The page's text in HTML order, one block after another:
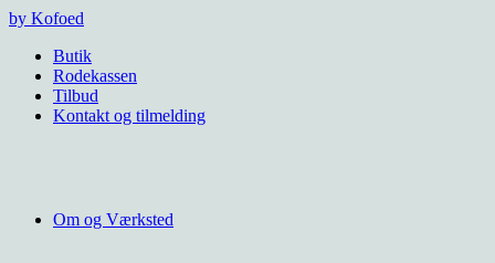
Videre
indhold
by Kofoed
Butik
Rodekassen
Tilbud
Kontakt og tilmelding
Om og Værksted